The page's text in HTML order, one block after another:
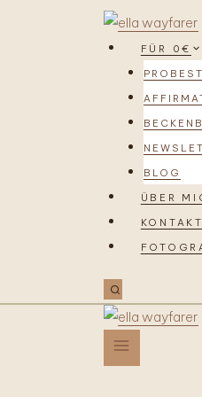
FÜR 0€
BLOG
ÜBER
KONTAKT